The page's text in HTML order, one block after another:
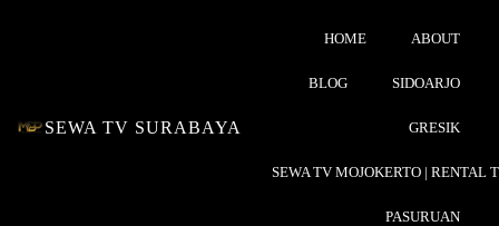
SEWA TV SURABAYA
HOME ABOUT
BLOG SIDOARJO
GRESIK
SEWA TV MOJOKERTO | RENTAL
PASURUAN